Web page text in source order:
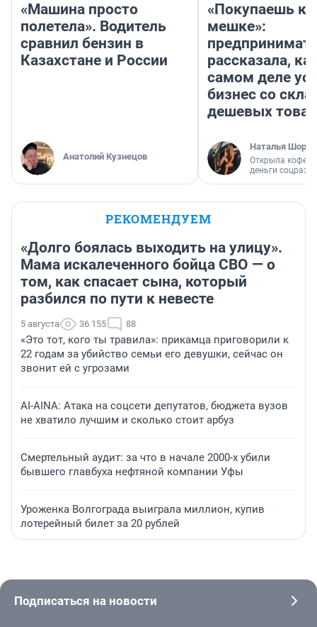
«Машина просто
полетела». Водитель
сравнил бензин в
Казахстане и России
Анатолий Кузнецов
«Покупаешь
мешке»:
рассказала,
самом деле
бизнес со
дешевых
Наталья
Открыла
деньги
РЕКОМЕНДУЕМ
«Долго боялась выходить на улицу».
Мама искалеченного бойца СВО — о
том, как спасает сына, который
разбился по пути к невесте
5 августа 36 155 88
«Это тот, кого ты травила»: прикамца приговорили к
22 годам за убийство семьи его девушки, сейчас он
звонит ей с угрозами
AI-AINA: Атака на соцсети депутатов, бюджета вузов
не хватило лучшим и сколько стоит арбуз
Смертельный аудит: за что в начале 2000-х убили
бывшего главбуха нефтяной компании Уфы
Уроженка Волгограда выиграла миллион, купив
лотерейный билет за 20 рублей
Подписаться на новости